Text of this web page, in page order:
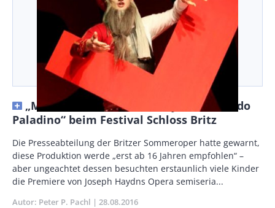
„Make War Not Love“ – Haydns „Orlando
Paladino“ beim Festival Schloss Britz
Body
Die Presseabteilung der Britzer Sommeroper hatte gewarnt,
diese Produktion werde „erst ab 16 Jahren empfohlen“ –
aber ungeachtet dessen besuchten erstaunlich viele Kinder
die Premiere von Joseph Haydns Opera semiseria...
Autor Peter P. Pachl Publikationsdatum
28.08.2016